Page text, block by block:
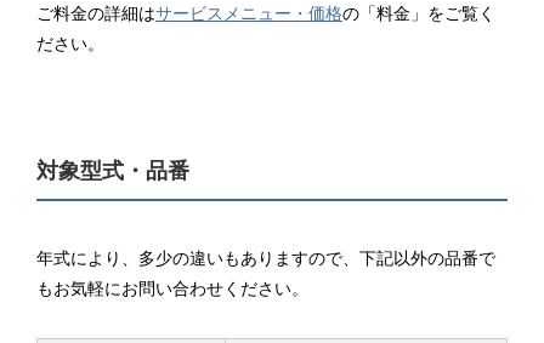
ご料金の詳細はサービスメニュー・価格の「料金」をご覧く
ださい。
対象型式・品番
年式により、多少の違いもありますので、下記以外の品番で
もお気軽にお問い合わせください。